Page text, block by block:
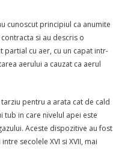
cunoscut principiul ca anumite
si au descris o
partial cu aer, cu un capat intr-
aerului a cauzat ca aerul
pentru a arata cat de cald
tub in care nivelul apei este
Aceste dispozitive au fost
secolele XVI si XVII, mai